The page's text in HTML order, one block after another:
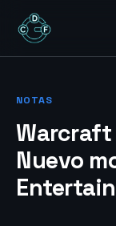
REVIEWS
NOTAS
Warcraft
Nuevo